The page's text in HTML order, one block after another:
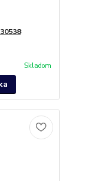
Skladom